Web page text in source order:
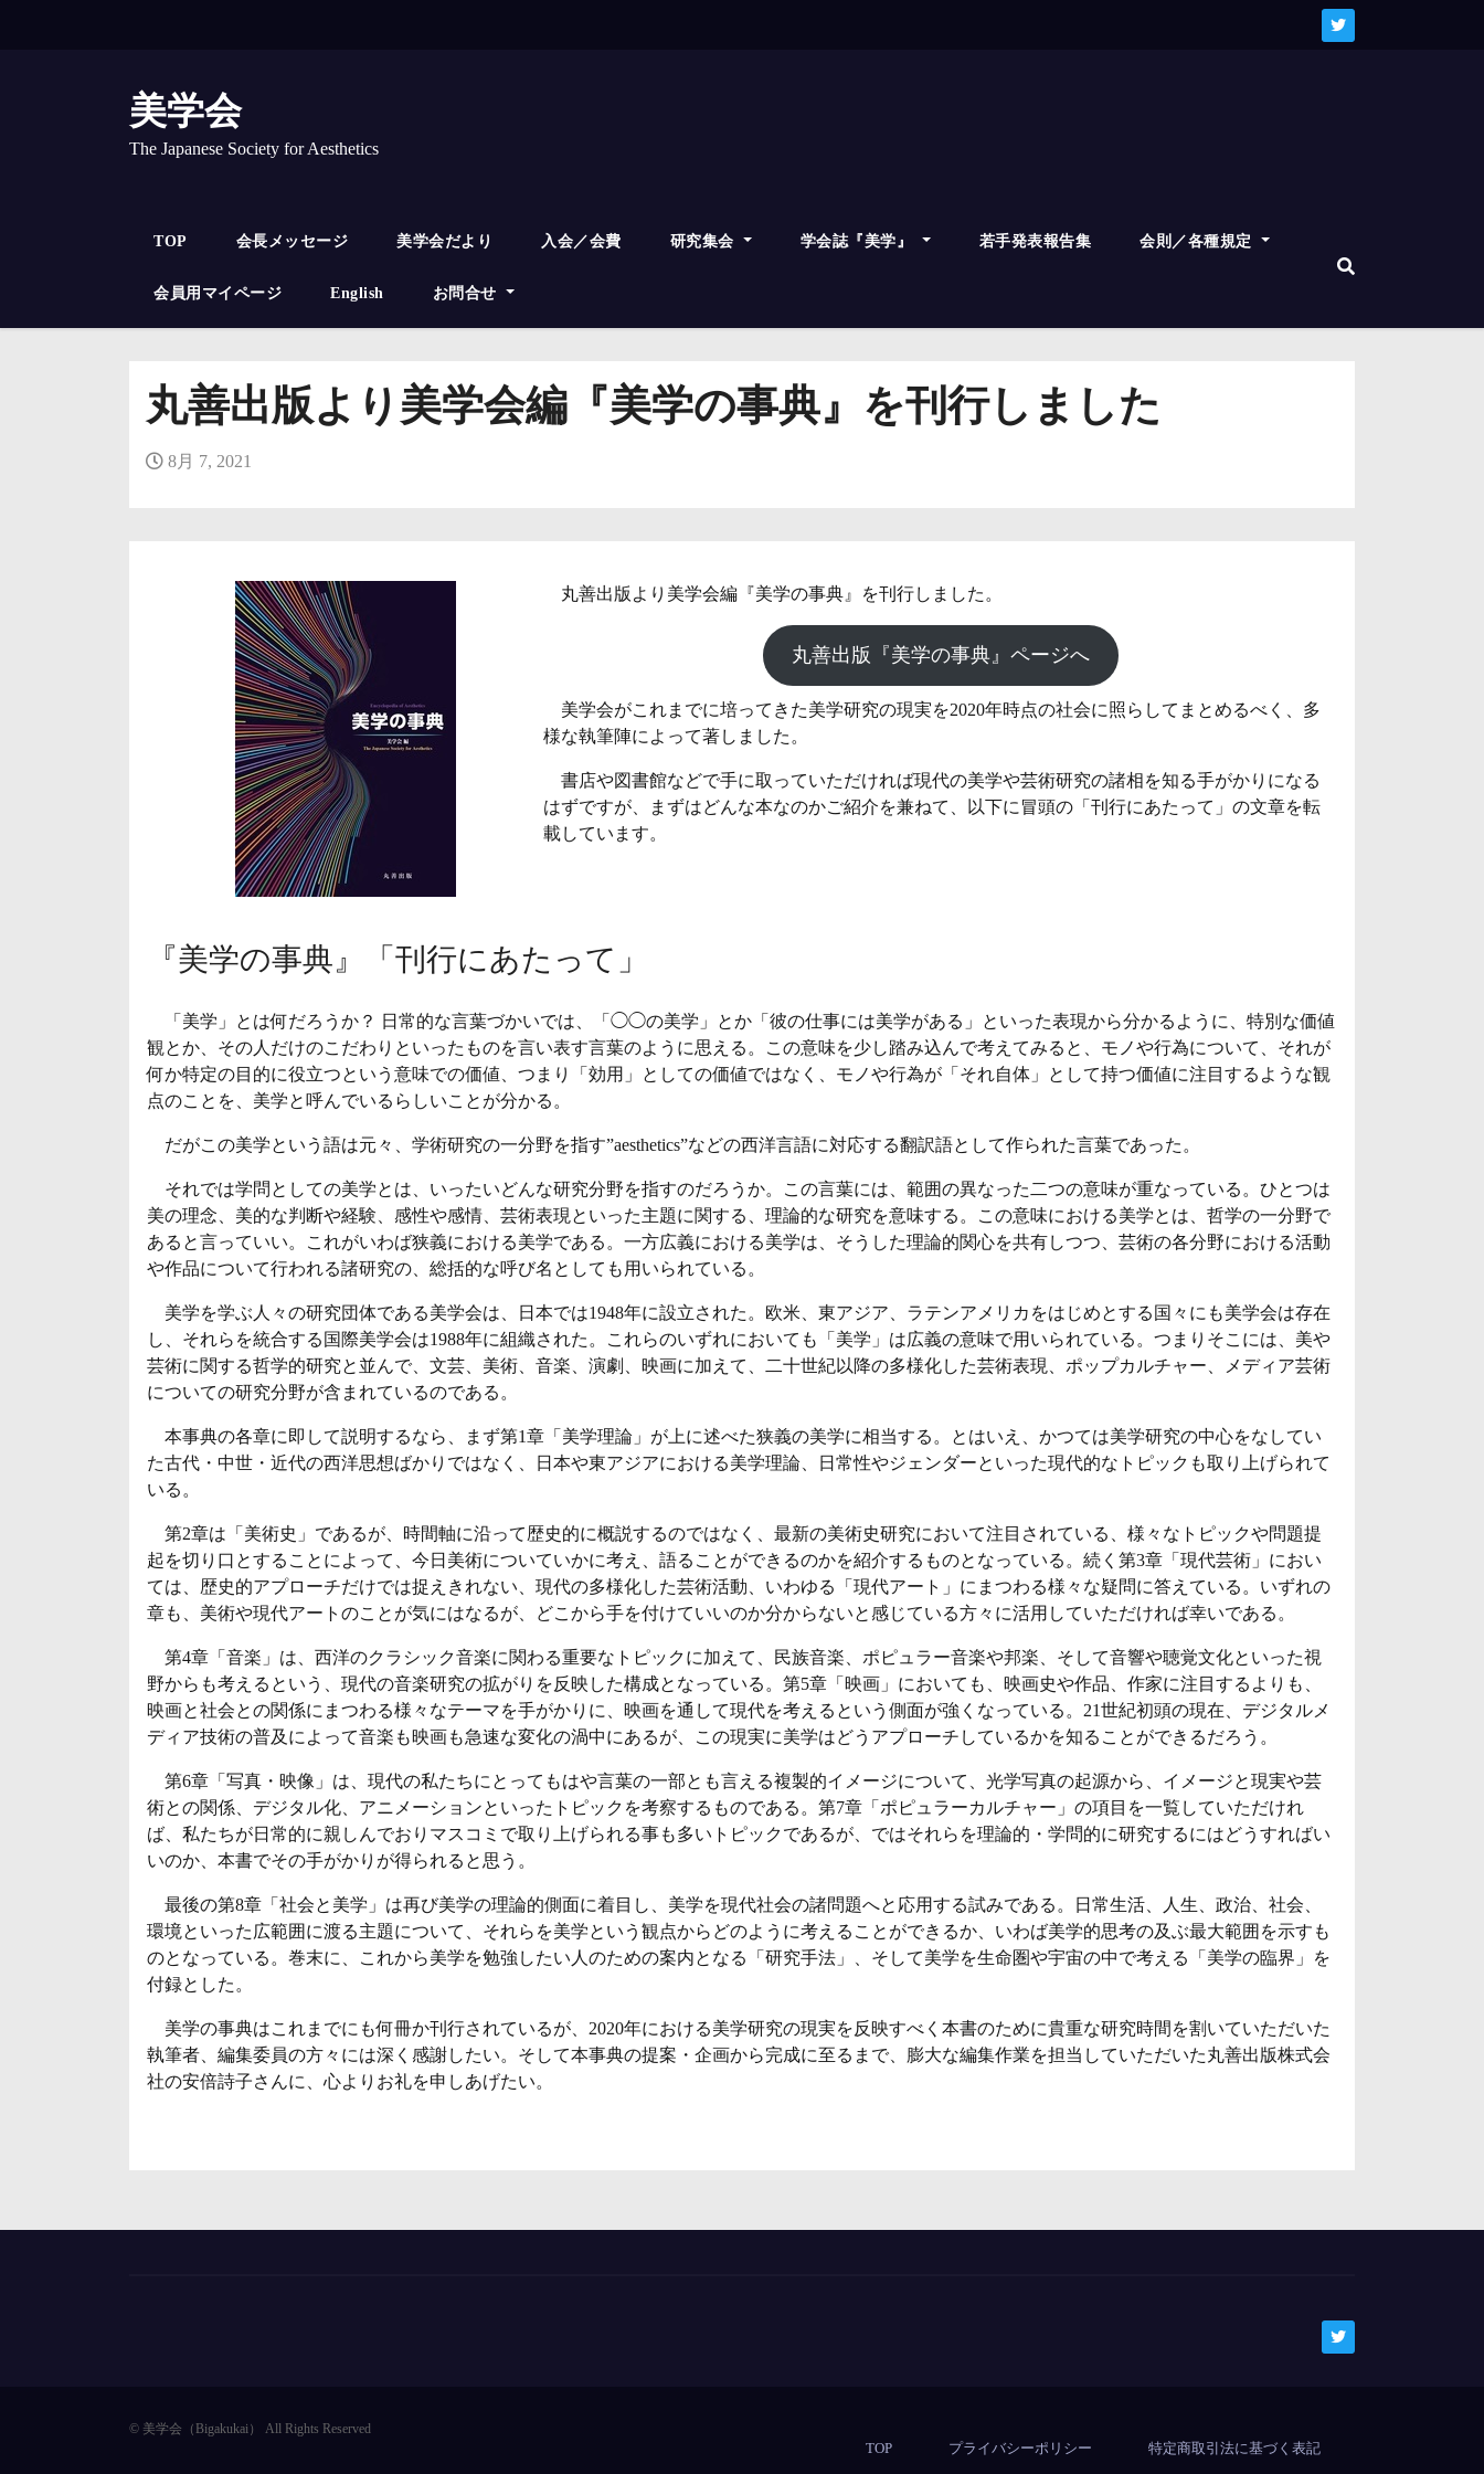
美学会
The Japanese Society for Aesthetics
TOP 会長メッセージ 美学会だより 入会／会費 研究集会 学会誌『美学』 若手発表報告集 会則／各種規定
会員用マイページ English お問合せ
丸善出版より美学会編『美学の事典』を刊行しました
8月 7, 2021
丸善出版より美学会編『美学の事典』を刊行しました。
丸善出版『美学の事典』ページへ
美学会がこれまでに培ってきた美学研究の現実を2020年時点の社会に照らしてまとめるべく、多
様な執筆陣によって著しました。
書店や図書館などで手に取っていただければ現代の美学や芸術研究の諸相を知る手がかりになる
はずですが、まずはどんな本なのかご紹介を兼ねて、以下に冒頭の「刊行にあたって」の文章を転
載しています。
『美学の事典』「刊行にあたって」
「美学」とは何だろうか？ 日常的な言葉づかいでは、「◯◯の美学」とか「彼の仕事には美学がある」といった表現から分かるように、特別な価値
観とか、その人だけのこだわりといったものを言い表す言葉のように思える。この意味を少し踏み込んで考えてみると、モノや行為について、それが
何か特定の目的に役立つという意味での価値、つまり「効用」としての価値ではなく、モノや行為が「それ自体」として持つ価値に注目するような観
点のことを、美学と呼んでいるらしいことが分かる。
だがこの美学という語は元々、学術研究の一分野を指す”aesthetics”などの西洋言語に対応する翻訳語として作られた言葉であった。
それでは学問としての美学とは、いったいどんな研究分野を指すのだろうか。この言葉には、範囲の異なった二つの意味が重なっている。ひとつは
美の理念、美的な判断や経験、感性や感情、芸術表現といった主題に関する、理論的な研究を意味する。この意味における美学とは、哲学の一分野で
あると言っていい。これがいわば狭義における美学である。一方広義における美学は、そうした理論的関心を共有しつつ、芸術の各分野における活動
や作品について行われる諸研究の、総括的な呼び名としても用いられている。
美学を学ぶ人々の研究団体である美学会は、日本では1948年に設立された。欧米、東アジア、ラテンアメリカをはじめとする国々にも美学会は存在
し、それらを統合する国際美学会は1988年に組織された。これらのいずれにおいても「美学」は広義の意味で用いられている。つまりそこには、美や
芸術に関する哲学的研究と並んで、文芸、美術、音楽、演劇、映画に加えて、二十世紀以降の多様化した芸術表現、ポップカルチャー、メディア芸術
についての研究分野が含まれているのである。
本事典の各章に即して説明するなら、まず第1章「美学理論」が上に述べた狭義の美学に相当する。とはいえ、かつては美学研究の中心をなしてい
た古代・中世・近代の西洋思想ばかりではなく、日本や東アジアにおける美学理論、日常性やジェンダーといった現代的なトピックも取り上げられて
いる。
第2章は「美術史」であるが、時間軸に沿って歴史的に概説するのではなく、最新の美術史研究において注目されている、様々なトピックや問題提
起を切り口とすることによって、今日美術についていかに考え、語ることができるのかを紹介するものとなっている。続く第3章「現代芸術」におい
ては、歴史的アプローチだけでは捉えきれない、現代の多様化した芸術活動、いわゆる「現代アート」にまつわる様々な疑問に答えている。いずれの
章も、美術や現代アートのことが気にはなるが、どこから手を付けていいのか分からないと感じている方々に活用していただければ幸いである。
第4章「音楽」は、西洋のクラシック音楽に関わる重要なトピックに加えて、民族音楽、ポピュラー音楽や邦楽、そして音響や聴覚文化といった視
野からも考えるという、現代の音楽研究の拡がりを反映した構成となっている。第5章「映画」においても、映画史や作品、作家に注目するよりも、
映画と社会との関係にまつわる様々なテーマを手がかりに、映画を通して現代を考えるという側面が強くなっている。21世紀初頭の現在、デジタルメ
ディア技術の普及によって音楽も映画も急速な変化の渦中にあるが、この現実に美学はどうアプローチしているかを知ることができるだろう。
第6章「写真・映像」は、現代の私たちにとってもはや言葉の一部とも言える複製的イメージについて、光学写真の起源から、イメージと現実や芸
術との関係、デジタル化、アニメーションといったトピックを考察するものである。第7章「ポピュラーカルチャー」の項目を一覧していただけれ
ば、私たちが日常的に親しんでおりマスコミで取り上げられる事も多いトピックであるが、ではそれらを理論的・学問的に研究するにはどうすればい
いのか、本書でその手がかりが得られると思う。
最後の第8章「社会と美学」は再び美学の理論的側面に着目し、美学を現代社会の諸問題へと応用する試みである。日常生活、人生、政治、社会、
環境といった広範囲に渡る主題について、それらを美学という観点からどのように考えることができるか、いわば美学的思考の及ぶ最大範囲を示すも
のとなっている。巻末に、これから美学を勉強したい人のための案内となる「研究手法」、そして美学を生命圏や宇宙の中で考える「美学の臨界」を
付録とした。
美学の事典はこれまでにも何冊か刊行されているが、2020年における美学研究の現実を反映すべく本書のために貴重な研究時間を割いていただいた
執筆者、編集委員の方々には深く感謝したい。そして本事典の提案・企画から完成に至るまで、膨大な編集作業を担当していただいた丸善出版株式会
社の安倍詩子さんに、心よりお礼を申しあげたい。
TOP プライバシーポリシー 特定商取引法に基づく表記